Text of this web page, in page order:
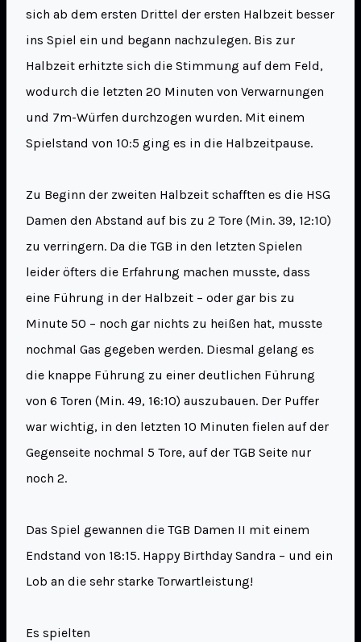
sich ab dem ersten Drittel der ersten Halbzeit besser
ins Spiel ein und begann nachzulegen. Bis zur
Halbzeit erhitzte sich die Stimmung auf dem Feld,
wodurch die letzten 20 Minuten von Verwarnungen
und 7m-Würfen durchzogen wurden. Mit einem
Spielstand von 10:5 ging es in die Halbzeitpause.
Zu Beginn der zweiten Halbzeit schafften es die HSG
Damen den Abstand auf bis zu 2 Tore (Min. 39, 12:10)
zu verringern. Da die TGB in den letzten Spielen
leider öfters die Erfahrung machen musste, dass
eine Führung in der Halbzeit – oder gar bis zu
Minute 50 – noch gar nichts zu heißen hat, musste
nochmal Gas gegeben werden. Diesmal gelang es
die knappe Führung zu einer deutlichen Führung
von 6 Toren (Min. 49, 16:10) auszubauen. Der Puffer
war wichtig, in den letzten 10 Minuten fielen auf der
Gegenseite nochmal 5 Tore, auf der TGB Seite nur
noch 2.
Das Spiel gewannen die TGB Damen II mit einem
Endstand von 18:15. Happy Birthday Sandra – und ein
Lob an die sehr starke Torwartleistung!
Es spielten